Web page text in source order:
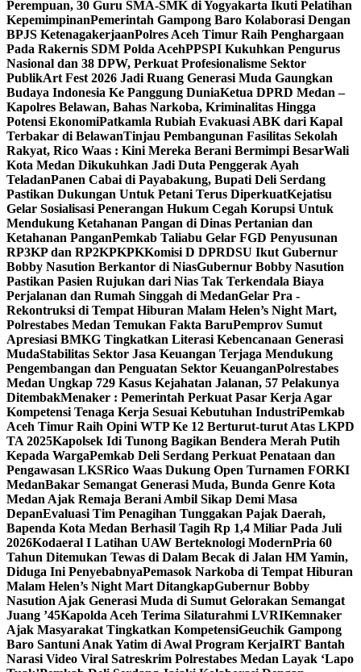
Perempuan, 30 Guru SMA-SMK di Yogyakarta Ikuti Pelatihan
KepemimpinanPemerintah Gampong Baro Kolaborasi Dengan
BPJS KetenagakerjaanPolres Aceh Timur Raih Penghargaan
Pada Rakernis SDM Polda AcehPPSPI Kukuhkan Pengurus
Nasional dan 38 DPW, Perkuat Profesionalisme Sektor
PublikArt Fest 2026 Jadi Ruang Generasi Muda Gaungkan
Budaya Indonesia Ke Panggung DuniaKetua DPRD Medan –
Kapolres Belawan, Bahas Narkoba, Kriminalitas Hingga
Potensi EkonomiPatkamla Rubiah Evakuasi ABK dari Kapal
Terbakar di BelawanTinjau Pembangunan Fasilitas Sekolah
Rakyat, Rico Waas : Kini Mereka Berani Bermimpi BesarWali
Kota Medan Dikukuhkan Jadi Duta Penggerak Ayah
TeladanPanen Cabai di Payabakung, Bupati Deli Serdang
Pastikan Dukungan Untuk Petani Terus DiperkuatKejatisu
Gelar Sosialisasi Penerangan Hukum Cegah Korupsi Untuk
Mendukung Ketahanan Pangan di Dinas Pertanian dan
Ketahanan PanganPemkab Taliabu Gelar FGD Penyusunan
RP3KP dan RP2KPKPKKomisi D DPRDSU Ikut Gubernur
Bobby Nasution Berkantor di NiasGubernur Bobby Nasution
Pastikan Pasien Rujukan dari Nias Tak Terkendala Biaya
Perjalanan dan Rumah Singgah di MedanGelar Pra -
Rekontruksi di Tempat Hiburan Malam Helen’s Night Mart,
Polrestabes Medan Temukan Fakta BaruPemprov Sumut
Apresiasi BMKG Tingkatkan Literasi Kebencanaan Generasi
MudaStabilitas Sektor Jasa Keuangan Terjaga Mendukung
Pengembangan dan Penguatan Sektor KeuanganPolrestabes
Medan Ungkap 729 Kasus Kejahatan Jalanan, 57 Pelakunya
DitembakMenaker : Pemerintah Perkuat Pasar Kerja Agar
Kompetensi Tenaga Kerja Sesuai Kebutuhan IndustriPemkab
Aceh Timur Raih Opini WTP Ke 12 Berturut-turut Atas LKPD
TA 2025Kapolsek Idi Tunong Bagikan Bendera Merah Putih
Kepada WargaPemkab Deli Serdang Perkuat Penataan dan
Pengawasan LKSRico Waas Dukung Open Turnamen FORKI
MedanBakar Semangat Generasi Muda, Bunda Genre Kota
Medan Ajak Remaja Berani Ambil Sikap Demi Masa
DepanEvaluasi Tim Penagihan Tunggakan Pajak Daerah,
Bapenda Kota Medan Berhasil Tagih Rp 1,4 Miliar Pada Juli
2026Kodaeral I Latihan UAW Berteknologi ModernPria 60
Tahun Ditemukan Tewas di Dalam Becak di Jalan HM Yamin,
Diduga Ini PenyebabnyaPemasok Narkoba di Tempat Hiburan
Malam Helen’s Night Mart DitangkapGubernur Bobby
Nasution Ajak Generasi Muda di Sumut Gelorakan Semangat
Juang ’45Kapolda Aceh Terima Silaturahmi LVRIKemnaker
Ajak Masyarakat Tingkatkan KompetensiGeuchik Gampong
Baro Santuni Anak Yatim di Awal Program KerjaIRT Bantah
Narasi Video Viral Satreskrim Polrestabes Medan Layak ‘Lapo